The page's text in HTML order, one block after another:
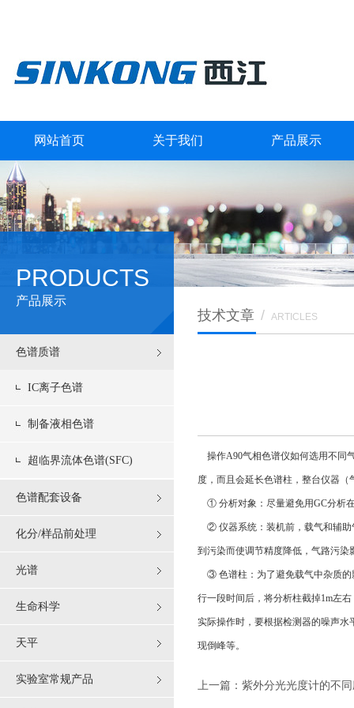
网站首页 关于我们 产品展示
PRODUCTS
产品展示
色谱质谱
IC离子色谱
制备液相色谱
超临界流体色谱(SFC)
色谱配套设备
化分/样品前处理
光谱
生命科学
天平
实验室常规产品
技术文章 / ARTICLES
操作A90气相色谱仪如何选用不同
度，而且会延长色谱柱，整台仪器
① 分析对象：尽量避免用GC分析
② 仪器系统：装机前，载气和辅助
到污染而使调节精度降低，气路污
③ 色谱柱：为了避免载气中杂质的
行一段时间后，将分析柱截掉1m左
实际操作时，要根据检测器的噪声
现倒峰等。
上一篇： 紫外分光光度计的不